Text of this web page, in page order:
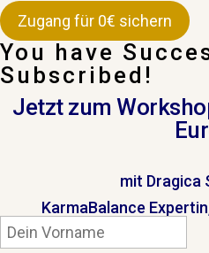
You have
Subscribed!
Jetzt zum
mit Dragica
KarmaBalance